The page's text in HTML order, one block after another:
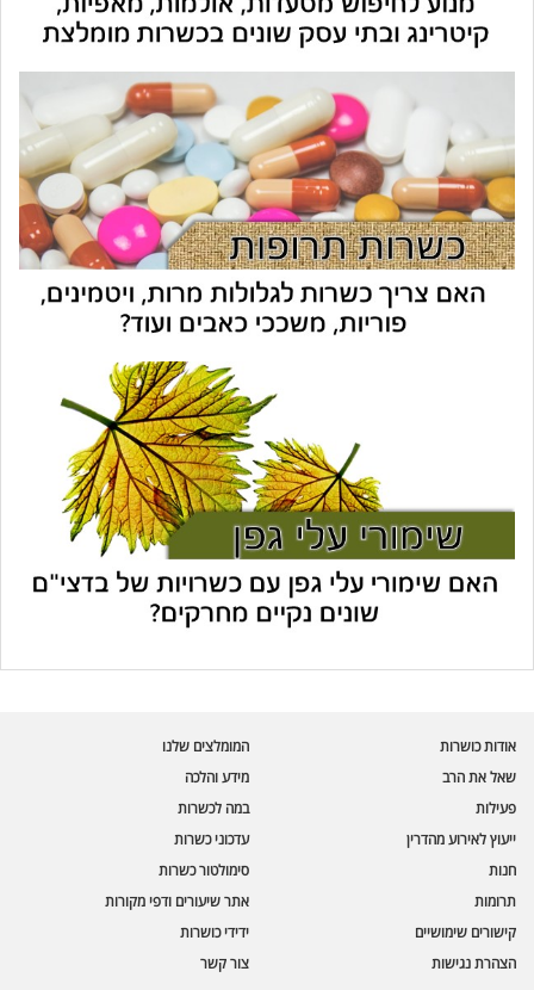
אודות כושרות
שאל את הרב
פעילות
ייעוץ לאירוע מהדרין
המומלצים שלנו
מידע והלכה
במה לכשרות
עדכוני כשרות
חנות
תרומות
קישורים שימושיים
הצהרת נגישות
סימולטור כשרות
אתר שיעורים ודפי מקורות
ידידי כושרות
צור קשר
🪲 בדיקת חרקים
מספר כושרות ומאמרי האתר
🔀 תערובות כלים ומאכלים